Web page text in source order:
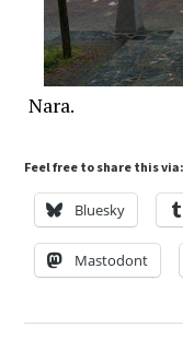
Nara.
Feel free to share this via:
Bluesky
Mastodont